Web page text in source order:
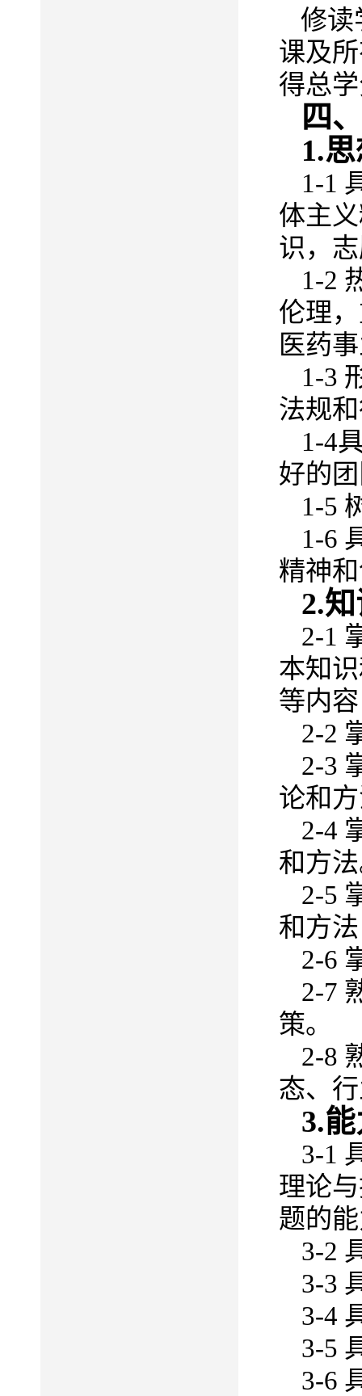
修读
课及
得总
四、
1.
1-1
体主
识，
1-2
伦理
医药
1-3
法规
1-4
好的
1-5
1-6
精神
2.
2-1
本知
等内
2-2
2-3
论和
2-4
和方
2-5
和方
2-6
2-7
策。
2-8
态、
3.
3-1
理论
题的
3-2
3-3
3-4
3-5
3-6